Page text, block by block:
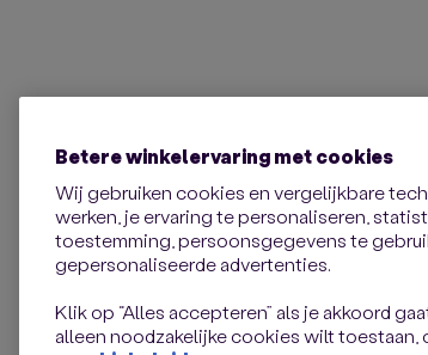
Betere winkelervaring met cookies
Wij gebruiken cookies en vergelijkbare
werken, je ervaring te personaliseren,
toestemming, persoonsgegevens te
gepersonaliseerde advertenties.
Klik op “Alles accepteren” als je akkoord
alleen noodzakelijke cookies wilt toestaan,